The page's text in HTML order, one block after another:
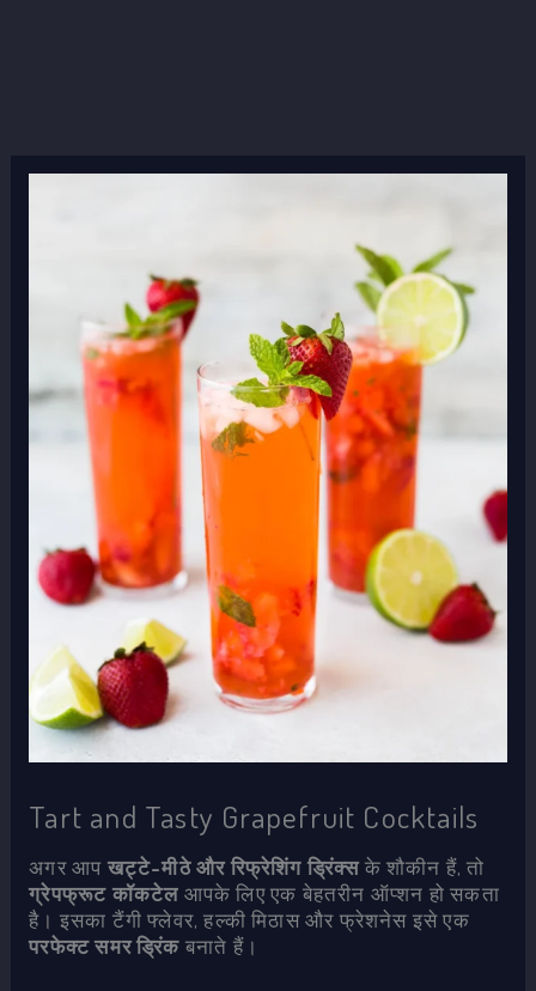
Tart and Tasty Grapefruit Cocktails
अगर आप खट्टे-मीठे और रिफ्रेशिंग ड्रिंक्स के शौकीन हैं, तो
ग्रेपफ्रूट कॉकटेल आपके लिए एक बेहतरीन ऑप्शन हो सकता
है। इसका टैंगी फ्लेवर, हल्की मिठास और फ्रेशनेस इसे एक
परफेक्ट समर ड्रिंक बनाते हैं।